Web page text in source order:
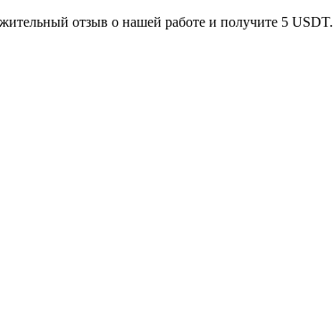
отзыв о нашей работе и получите 5 USDT.